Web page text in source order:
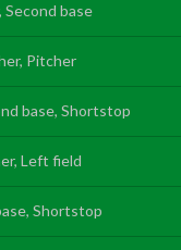
Second base
Pitcher
base, Shortstop
Left field
Shortstop